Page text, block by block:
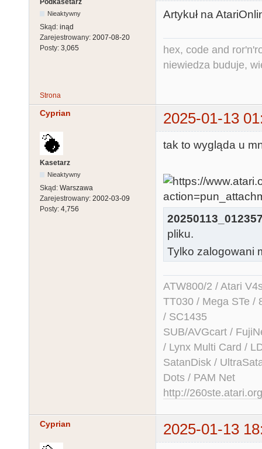
Nieaktywny
Skąd: inąd
Zarejestrowany: 2007-08-20
Posty: 3,065
Artykuł na
hex, code and
niewiedza buduje,
Strona
Cyprian 2025-01-13
Kasetarz
Nieaktywny
Skąd: Warszawa
Zarejestrowany: 2002-03-09
Posty: 4,756
tak to wygląda u
pliku.
Tylko zalogowani
ATW800/2 / Atari
TT030 / Mega STe /
/ SC1435
SUB/AVGcart /
/ Lynx Multi Card /
SatanDisk /
Dots / PAM Net
http://260ste.atari.org
Cyprian 2025-01-13